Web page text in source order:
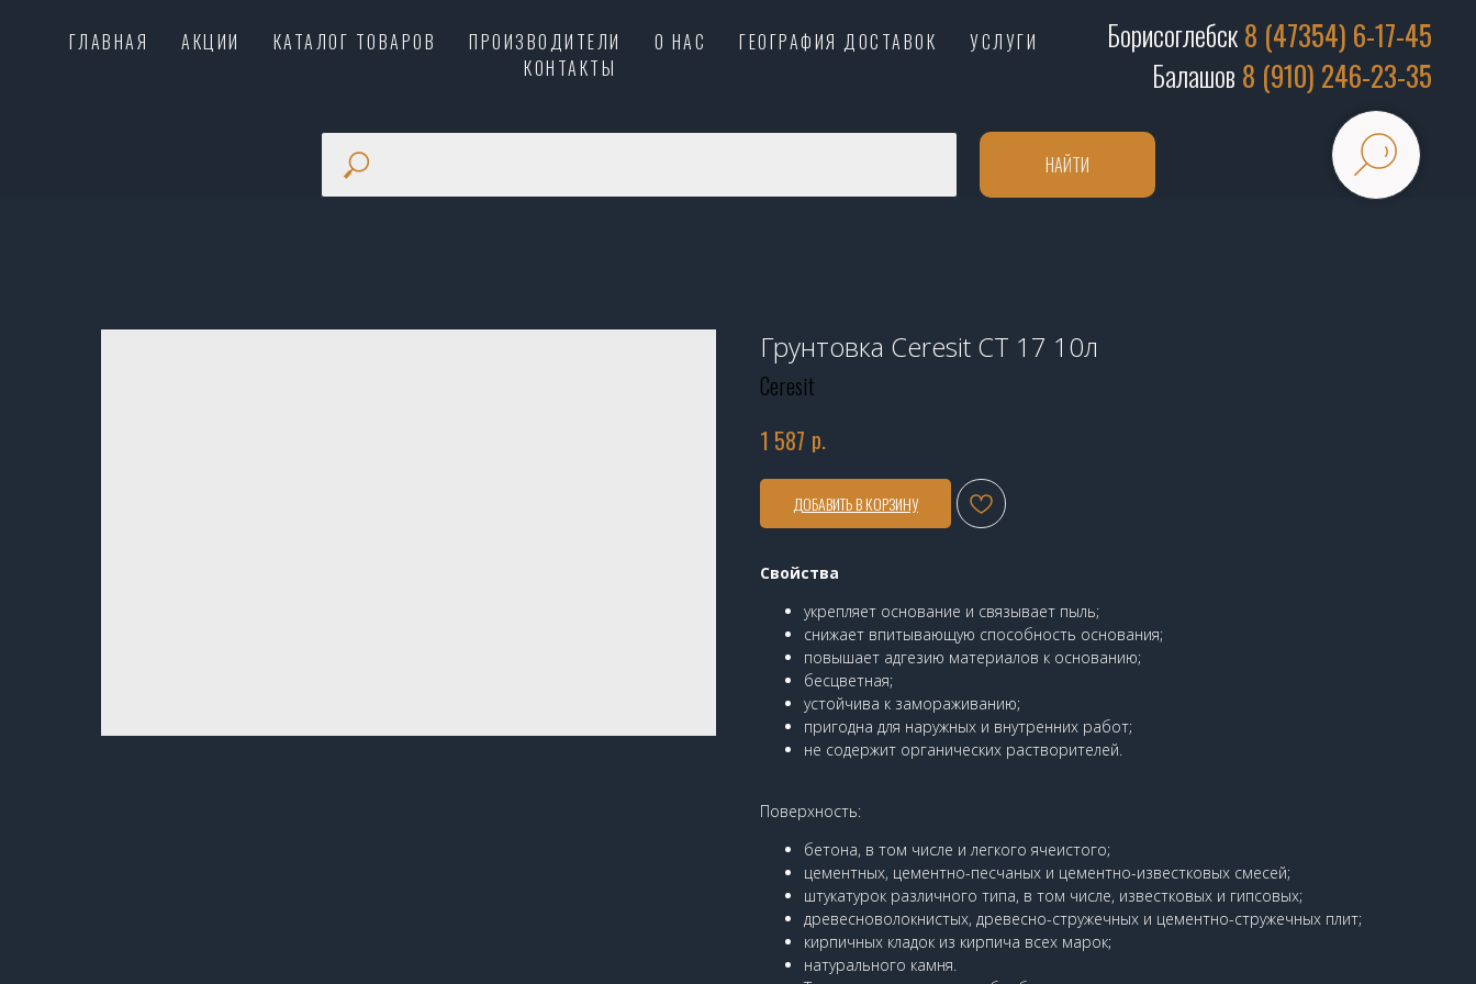
ГЛАВНАЯ АКЦИИ КАТАЛОГ ТОВАРОВ ПРОИЗВОДИТЕЛИ О НАС ГЕОГРАФИЯ ДОСТАВОК
УСЛУГИ
КОНТАКТЫ
Борисоглебск8 (47354) 6-17-45
Балашов 8 (910) 246-23-35
НАЙТИ
Грунтовка Ceresit CT 17 10л
Ceresit
1 587 р.
ДОБАВИТЬ В КОРЗИНУ
Свойства
укрепляет основание и связывает пыль;
снижает впитывающую способность основания;
повышает адгезию материалов к основанию;
бесцветная;
устойчива к замораживанию;
пригодна для наружных и внутренних работ;
не содержит органических растворителей.
Поверхность:
бетона, в том числе и легкого ячеистого;
цементных, цементно-песчаных и цементно-известковых смесей;
штукатурок различного типа, в том числе, известковых и гипсовых;
древесноволокнистых, древесно-стружечных и цементно-стружечных плит;
кирпичных кладок из кирпича всех марок;
натурального камня.